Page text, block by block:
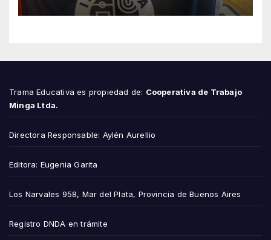
que valió un Mundial
Trama Educativa es propiedad de: Cooperativa de Trabajo
Minga Ltda.
Directora Responsable: Aylén Aurellio
Editora: Eugenia Garita
Los Narvales 958, Mar del Plata, Provincia de Buenos Aires
Registro DNDA en trámite